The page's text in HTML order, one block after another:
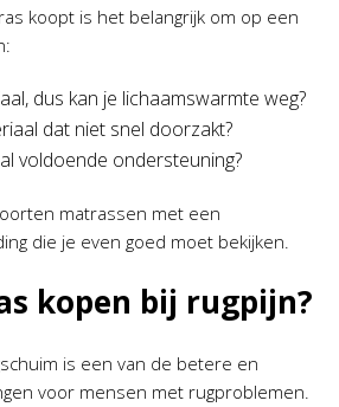
koopt is het belangrijk om op een
dus kan je lichaamswarmte weg?
dat niet snel doorzakt?
voldoende ondersteuning?
matrassen met een
die je even goed moet bekijken.
kopen bij rugpijn?
is een van de betere en
voor mensen met rugproblemen.